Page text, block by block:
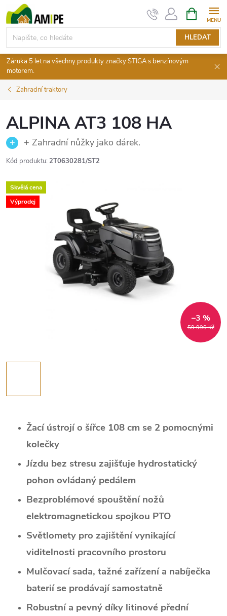
na
obsah
HLEDAT
NÁKUPNÍ
KOŠÍK
Záruka 5 let na všechny produkty značky STIGA s benzínovým
motorem.
Zahradní traktory
ALPINA AT3 108 HA
+ Zahradní nůžky jako dárek.
Kód produktu: 2T0630281/ST2
Skvělá cena
Výprodej
59 990 Kč
–3 %
Žací ústrojí o šířce 108 cm se 2 pomocnými
kolečky
Jízdu bez stresu zajišťuje hydrostatický
pohon ovládaný pedálem
Bezproblémové spouštění nožů
elektromagnetickou spojkou PTO
Světlomety pro zajištění vynikající
viditelnosti pracovního prostoru
Mulčovací sada, tažné zařízení a nabíječka
baterií se prodávají samostatně
Robustní a pevný díky litinové přední